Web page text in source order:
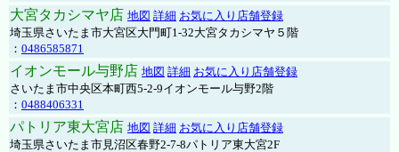
大宮タカシマヤ店 地図 詳細 お気に入り店舗登録
埼玉県さいたま市大宮区大門町1-32大宮タカシマヤ５階
： 0486585871
イオンモール与野店 地図 詳細 お気に入り店舗登録
さいたま市中央区本町西5-2-9イオンモール与野2階
： 0488406331
パトリア東大宮店 地図 詳細 お気に入り店舗登録
埼玉県さいたま市見沼区春野2-7-8パトリア東大宮2F